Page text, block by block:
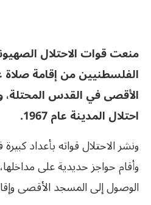
منعت قوات الاحتلال
الفلسطنيين من إقامة
الأقصى في القدس المحتلة،
احتلال المدينة عام 1967.
ونشر الاحتلال قواته بأعداد
وأقام حواجز حديدية على
الوصول إلى المسجد الأقصى